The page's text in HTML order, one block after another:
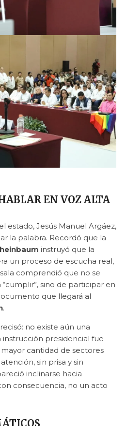
EN VOZ ALTA
estado, Jesús Manuel Argáez,
la palabra. Recordó que la
instruyó que la
un proceso de escucha real,
comprendió que no se
sino de participar en
que llegará al
.
no existe aún una
instrucción presidencial fue
cantidad de sectores
sin prisa y sin
inclinarse hacia
consecuencia, no un acto